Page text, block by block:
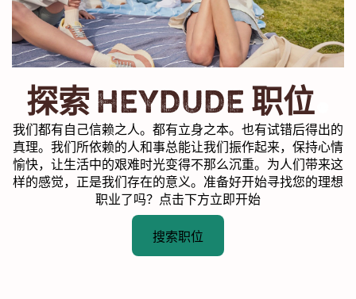
探索 HEYDUDE 职位.
我们都有自己信赖之人。都有立身之本。也有试错后得出的
真理。我们所依赖的人和事总能让我们振作起来，保持心情
愉快，让生活中的艰难时光变得不那么沉重。为人们带来这
样的感觉，正是我们存在的意义。准备好开始寻找您的理想
职业了吗？点击下方立即开始
搜索职位